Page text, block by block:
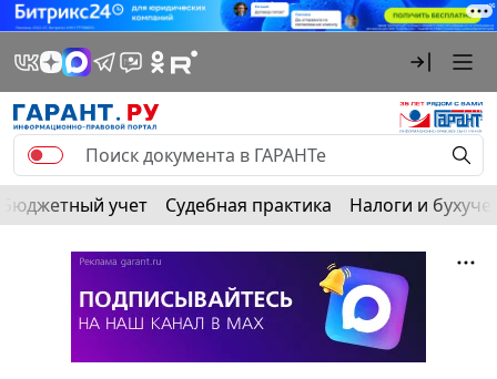
Бюджетный учет Судебная практика Налоги и